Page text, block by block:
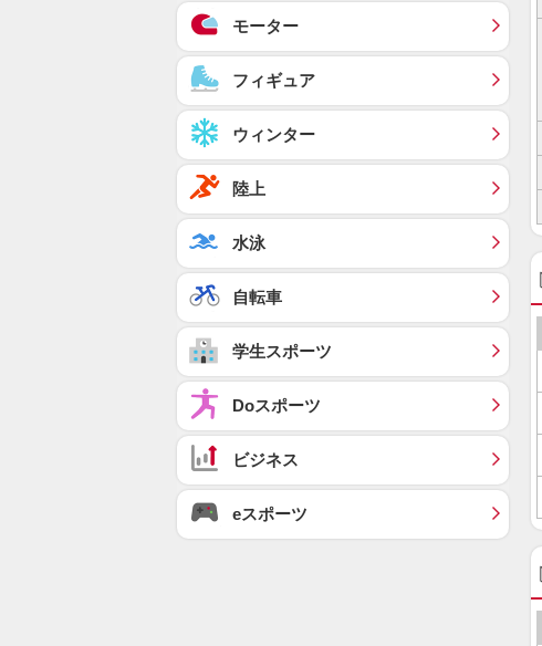
モーター
フィギュア
ウィンター
陸上
水泳
自転車
学生スポーツ
Doスポーツ
ビジネス
eスポーツ